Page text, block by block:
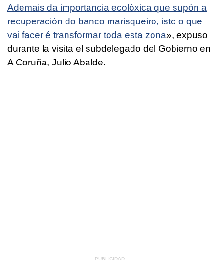
Ademais da importancia ecolóxica que supón a
recuperación do banco marisqueiro, isto o que
vai facer é transformar toda esta zona», expuso
durante la visita el subdelegado del Gobierno en
A Coruña, Julio Abalde.